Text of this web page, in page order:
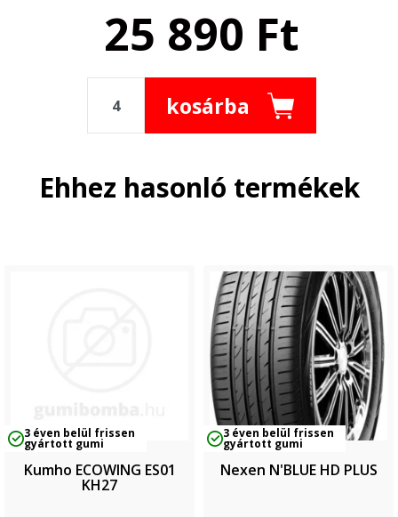
25 890 Ft
kosárba
Ehhez hasonló termékek
3 éven belül frissen
gyártott gumi
Kumho ECOWING ES01
KH27
3 éven belül frissen
gyártott gumi
Nexen N'BLUE HD PLUS